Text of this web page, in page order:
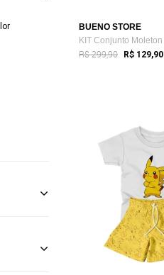
BUENO STORE
R$ 299,90 R$ 129,90